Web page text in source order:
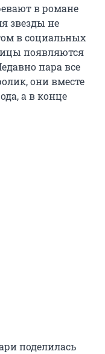
в романе
звезды не
в социальных
появляются
пара все
они вместе
а в конце
поделилась